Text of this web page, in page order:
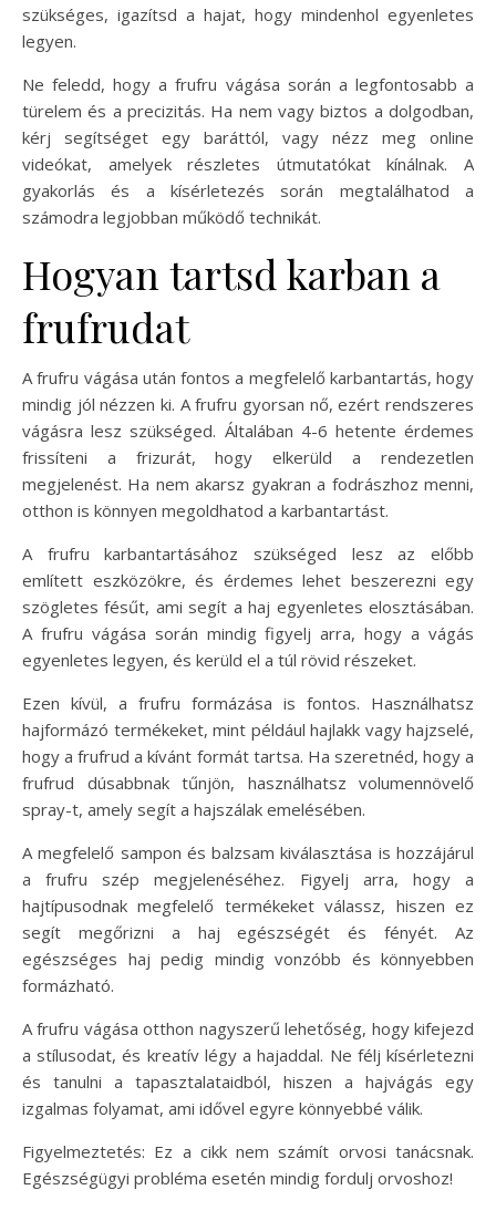
szükséges, igazítsd a hajat, hogy mindenhol egyenletes
legyen.
Ne feledd, hogy a frufru vágása során a legfontosabb a
türelem és a precizitás. Ha nem vagy biztos a dolgodban,
kérj segítséget egy baráttól, vagy nézz meg online
videókat, amelyek részletes útmutatókat kínálnak. A
gyakorlás és a kísérletezés során megtalálhatod a
számodra legjobban működő technikát.
Hogyan tartsd karban a
frufrudat
A frufru vágása után fontos a megfelelő karbantartás, hogy
mindig jól nézzen ki. A frufru gyorsan nő, ezért rendszeres
vágásra lesz szükséged. Általában 4-6 hetente érdemes
frissíteni a frizurát, hogy elkerüld a rendezetlen
megjelenést. Ha nem akarsz gyakran a fodrászhoz menni,
otthon is könnyen megoldhatod a karbantartást.
A frufru karbantartásához szükséged lesz az előbb
említett eszközökre, és érdemes lehet beszerezni egy
szögletes fésűt, ami segít a haj egyenletes elosztásában.
A frufru vágása során mindig figyelj arra, hogy a vágás
egyenletes legyen, és kerüld el a túl rövid részeket.
Ezen kívül, a frufru formázása is fontos. Használhatsz
hajformázó termékeket, mint például hajlakk vagy hajzselé,
hogy a frufrud a kívánt formát tartsa. Ha szeretnéd, hogy a
frufrud dúsabbnak tűnjön, használhatsz volumennövelő
spray-t, amely segít a hajszálak emelésében.
A megfelelő sampon és balzsam kiválasztása is hozzájárul
a frufru szép megjelenéséhez. Figyelj arra, hogy a
hajtípusodnak megfelelő termékeket válassz, hiszen ez
segít megőrizni a haj egészségét és fényét. Az
egészséges haj pedig mindig vonzóbb és könnyebben
formázható.
A frufru vágása otthon nagyszerű lehetőség, hogy kifejezd
a stílusodat, és kreatív légy a hajaddal. Ne félj kísérletezni
és tanulni a tapasztalataidból, hiszen a hajvágás egy
izgalmas folyamat, ami idővel egyre könnyebbé válik.
Figyelmeztetés: Ez a cikk nem számít orvosi tanácsnak.
Egészségügyi probléma esetén mindig fordulj orvoshoz!